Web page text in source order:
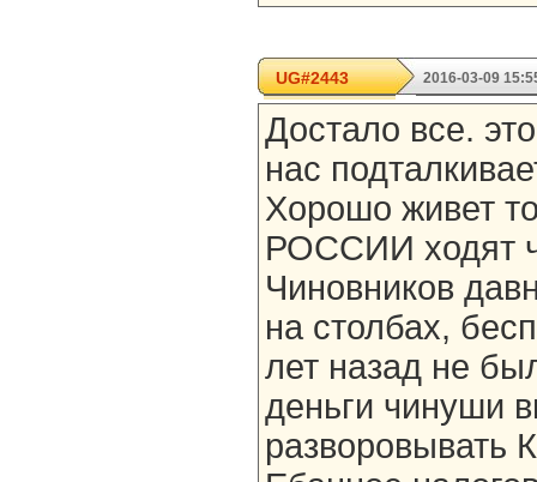
UG#2443 2016-03-09
Достало все.
нас
Хорошо живет
РОССИИ ходят
Чиновников
на столбах,
лет назад не
деньги чинуши